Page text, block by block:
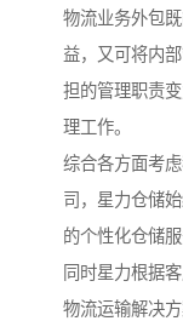
物流业务外包
益，又可将内
担的管理职责
理工作。
综合各方面考
司，星力仓储
的个性化仓储
同时星力根据
物流运输解决